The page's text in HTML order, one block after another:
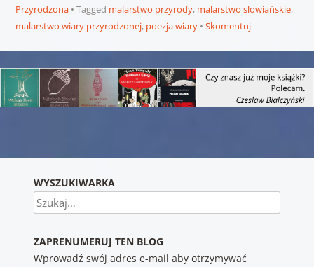
Przyrodzona
Tagged malarstwo przyrody, malarstwo slowiańskie,
malarstwo wiary przyrodzonej, poezja wiary Skomentuj
WYSZUKIWARKA
Szukaj
ZAPRENUMERUJ TEN BLOG
Wprowadź swój adres e-mail aby otrzymywać